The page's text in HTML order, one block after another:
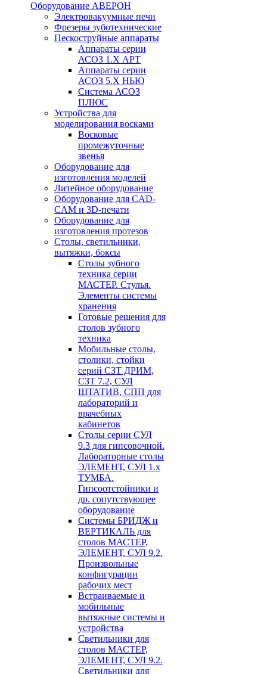
Оборудование АВЕРОН
Электровакуумные печи
Фрезеры зуботехнические
Пескоструйные аппараты
Аппараты серии
АСОЗ 1.Х АРТ
Аппараты серии
АСОЗ 5.Х НЬЮ
Система АСОЗ
ПЛЮС
Устройства для
моделирования восками
Восковые
промежуточные
звенья
Оборудование для
изготовления моделей
Литейное оборудование
Оборудование для CAD-
CAM и 3D-печати
Оборудование для
изготовления протезов
Cтолы, светильники,
вытяжки, боксы
Столы зубного
техника серии
МАСТЕР. Стулья.
Элементы системы
хранения
Готовые решения для
столов зубного
техника
Мобильные столы,
столики, стойки
серий СЗТ ДРИМ,
СЗТ 7.2, СУЛ
ШТАТИВ, СПП для
лабораторий и
врачебных
кабинетов
Столы серии СУЛ
9.3 для гипсовочной.
Лабораторные столы
ЭЛЕМЕНТ, СУЛ 1.х
ТУМБА.
Гипсоотстойники и
др. сопутствующее
оборудование
Системы БРИДЖ и
ВЕРТИКАЛЬ для
столов МАСТЕР,
ЭЛЕМЕНТ, СУЛ 9.2.
Произвольные
конфигурации
рабочих мест
Встраиваемые и
мобильные
вытяжные системы и
устройства
Светильники для
столов МАСТЕР,
ЭЛЕМЕНТ, СУЛ 9.2.
Светильники для